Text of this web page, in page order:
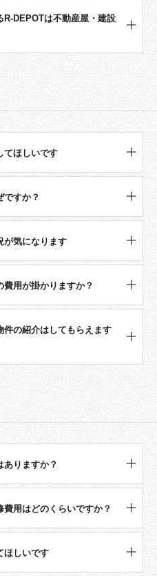
R-DEPOTは不動産屋・建設
てほしいです
ですか？
が気になります
⽤が掛かりますか？
件の紹介はしてもらえます
ありますか？
⽤はどのくらいですか？
ほしいです